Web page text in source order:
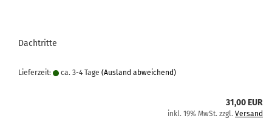
Dachtritte
Lieferzeit: ca. 3-4 Tage (Ausland abweichend)
31,00 EUR
inkl. 19% MwSt. zzgl. Versand